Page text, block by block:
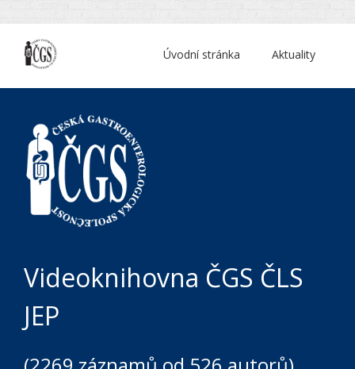
Aktuality
Úvodní stránka
Videoknihovna ČGS ČLS
JEP